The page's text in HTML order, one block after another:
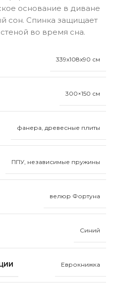
основание в диване
сон. Спинка защищает
во время сна.
339x108x90 см
300×150 см
фанера, древесные плиты
ППУ, независимые пружины
велюр Фортуна
Синий
Еврокнижка